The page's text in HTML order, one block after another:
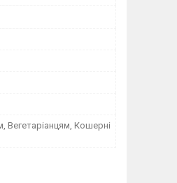
Вегетаріанцям, Кошерні